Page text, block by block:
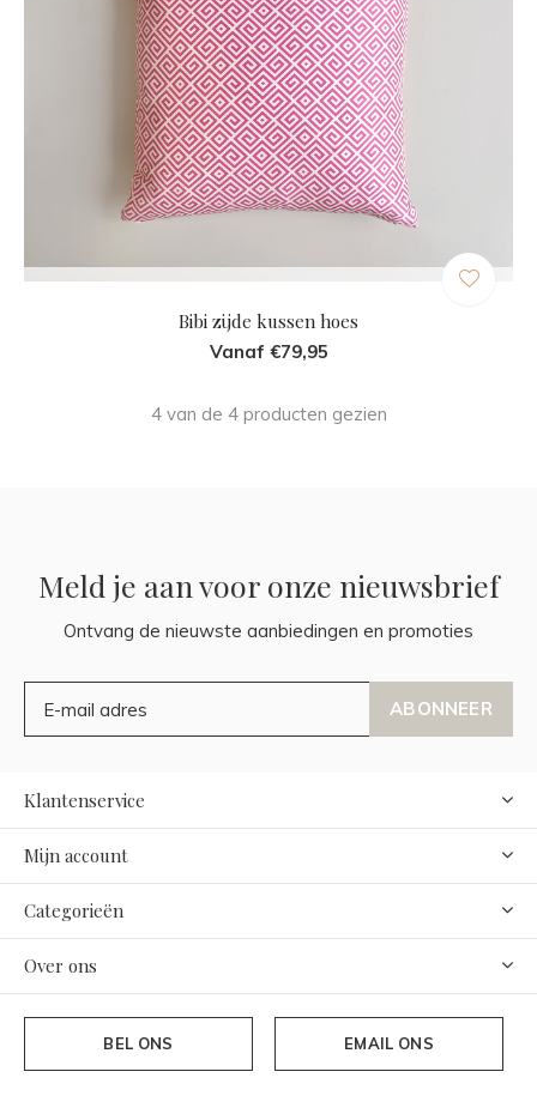
Bibi zijde kussen hoes
Vanaf €79,95
4 van de 4 producten gezien
Meld je aan voor onze nieuwsbrief
Ontvang de nieuwste aanbiedingen en promoties
ABONNEER
Klantenservice
Mijn account
Categorieën
Over ons
BEL ONS EMAIL ONS